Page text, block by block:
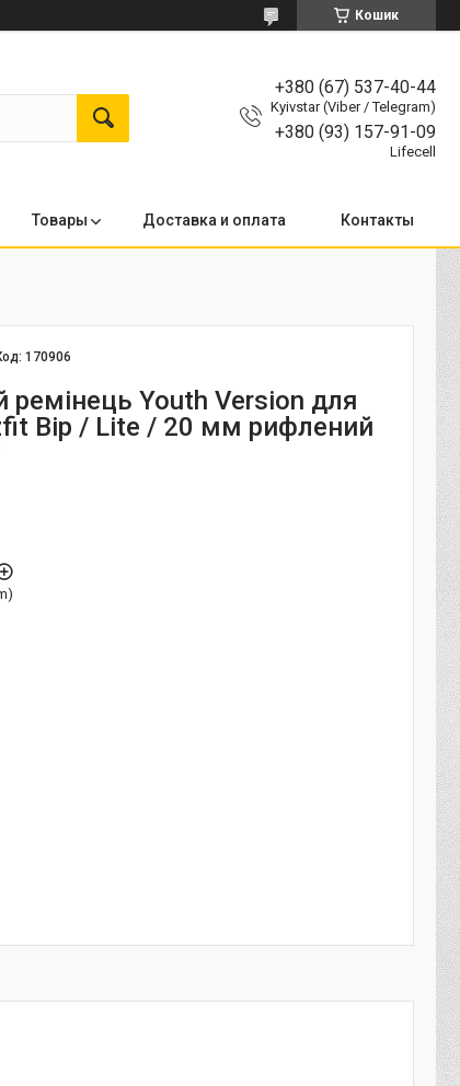
Кошик
+380 (67) 537-40-44
Kyivstar (Viber / Telegram)
+380 (93) 157-91-09
Lifecell
Товары Доставка и оплата Контакты
170906
ремінець Youth Version для
Bip / Lite / 20 мм рифлений